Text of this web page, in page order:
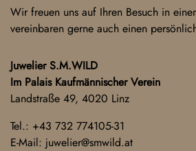
Wir freuen uns auf Ihren Besuch in
vereinbaren gerne auch einen
Juwelier S.M.WILD
Im Palais Kaufmännischer Verein
Landstraße 49, 4020 Linz
Tel.: +43 732 774105-31
E-Mail: juwelier@smwild.at